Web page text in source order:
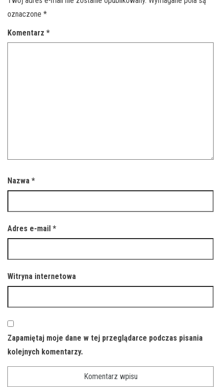
oznaczone *
Komentarz *
Nazwa *
Adres e-mail *
Witryna internetowa
Zapamiętaj moje dane w tej przeglądarce podczas pisania
kolejnych komentarzy.